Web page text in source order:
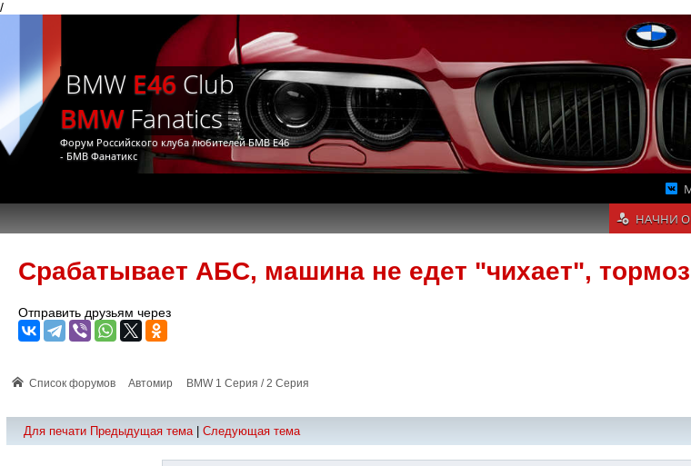
/
BMW E46 Club
BMWFanatics
Форум Российского клуба любителей БМВ Е46
- БМВ Фанатикс
НАЧНИ
Срабатывает АБС, машина не едет "чихает",
Отправить друзьям через
Список форумов Автомир BMW 1 Серия / 2 Серия
Для печати Предыдущая тема| Следующая тема